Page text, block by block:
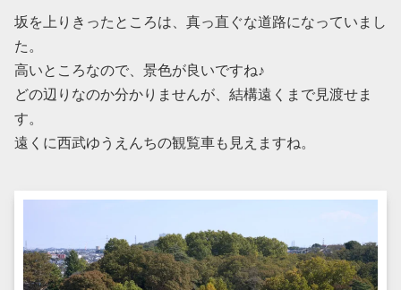
坂を上りきったところは、真っ直ぐな道路になっていまし
た。
高いところなので、景色が良いですね♪
どの辺りなのか分かりませんが、結構遠くまで見渡せま
す。
遠くに西武ゆうえんちの観覧車も見えますね。